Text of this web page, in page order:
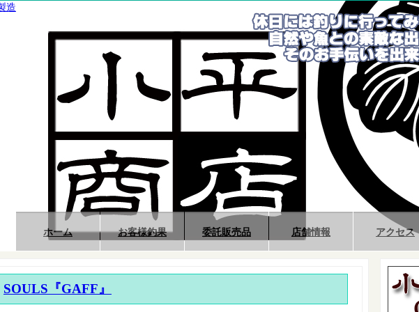
造
ホーム お客様釣果 委託販売品 店舗情報 アクセス
SOULS『GAFF』